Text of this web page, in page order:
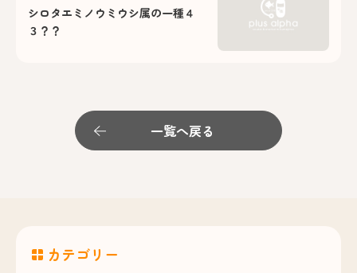
シロタエミノウミウシ属の一種４
３？？
一覧へ戻る
カテゴリー